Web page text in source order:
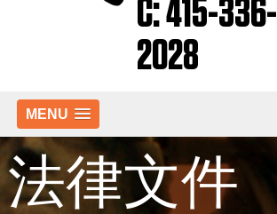
C: 415-336-
2028
MENU
法律文件